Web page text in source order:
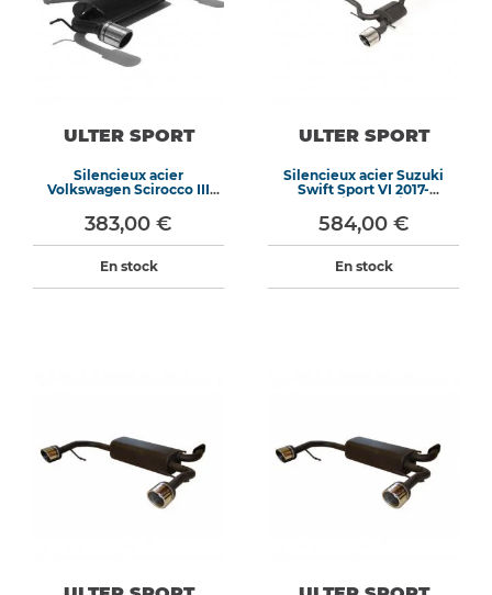
ULTER SPORT
Silencieux acier
Volkswagen Scirocco III
383,00 €
En stock
ULTER SPORT
Silencieux acier Suzuki
Swift Sport VI 2017-
584,00 €
En stock